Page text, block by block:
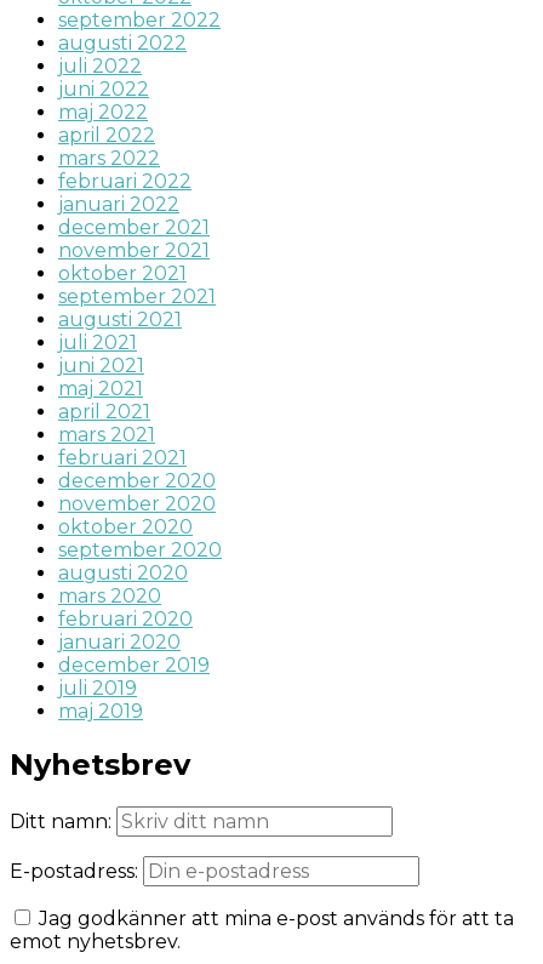
september 2022
augusti 2022
juli 2022
juni 2022
maj 2022
april 2022
mars 2022
februari 2022
januari 2022
december 2021
november 2021
oktober 2021
september 2021
augusti 2021
juli 2021
juni 2021
maj 2021
april 2021
mars 2021
februari 2021
december 2020
november 2020
oktober 2020
september 2020
augusti 2020
mars 2020
februari 2020
januari 2020
december 2019
juli 2019
maj 2019
Nyhetsbrev
Ditt namn:
E-postadress:
Jag godkänner att mina e-post används för att ta
emot nyhetsbrev.